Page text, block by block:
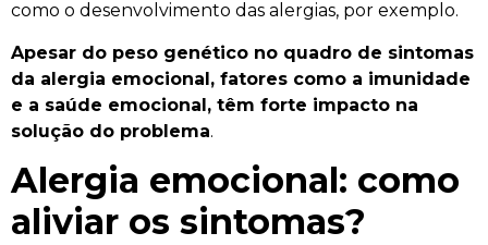
como o desenvolvimento das alergias, por exemplo.
Apesar do peso genético no quadro de sintomas
da alergia emocional, fatores como a imunidade
e a saúde emocional, têm forte impacto na
solução do problema.
Alergia emocional: como
aliviar os sintomas?